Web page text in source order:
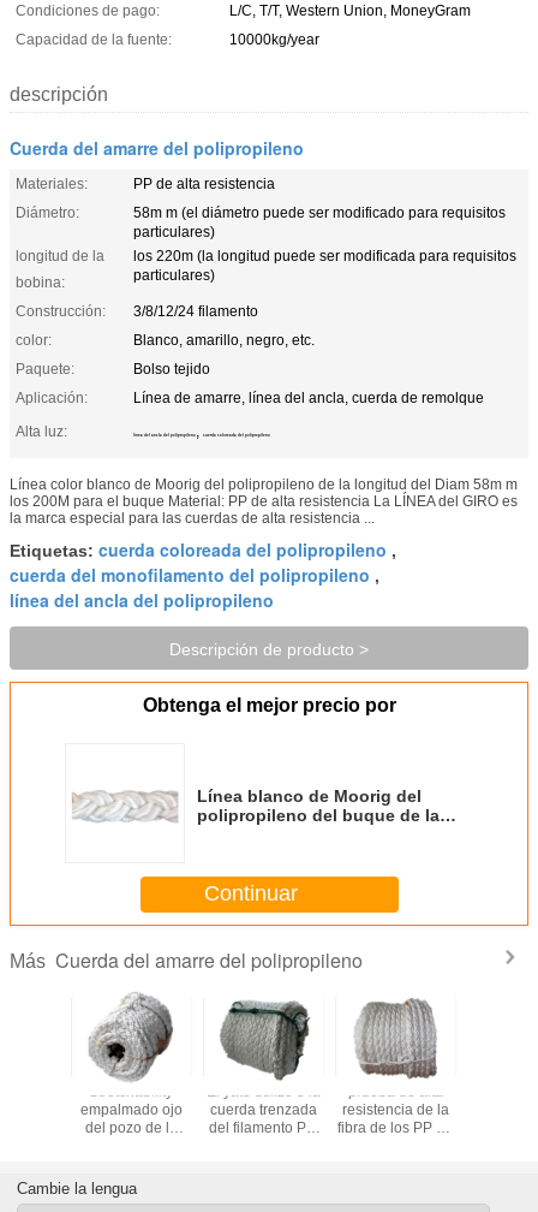
Condiciones de pago:
L/C, T/T, Western Union, MoneyGram
Capacidad de la fuente:
10000kg/year
descripción
Cuerda del amarre del polipropileno
Materiales:
PP de alta resistencia
Diámetro:
58m m (el diámetro puede ser modificado para requisitos
particulares)
longitud de la
bobina:
los 220m (la longitud puede ser modificada para requisitos
particulares)
Construcción:
3/8/12/24 filamento
color:
Blanco, amarillo, negro, etc.
Paquete:
Bolso tejido
Aplicación:
Línea de amarre, línea del ancla, cuerda de remolque
Alta luz:
línea del ancla del polipropileno , cuerda coloreada del polipropileno
Línea color blanco de Moorig del polipropileno de la longitud del Diam 58m m
los 200M para el buque Material: PP de alta resistencia La LÍNEA del GIRO es
la marca especial para las cuerdas de alta resistencia ...
Etiquetas: cuerda coloreada del polipropileno ,
cuerda del monofilamento del polipropileno ,
línea del ancla del polipropileno
Descripción de producto >
Obtenga el mejor precio por
Línea blanco de Moorig del
polipropileno del buque de la
Continuar
Más Cuerda del amarre del polipropileno
Stretchability
empalmado ojo
del pozo de la
del polipropileno
de 64m m alto
El yate utilizó 8 la
cuerda trenzada
del filamento PP,
ojos
prueba de alta
resistencia de la
fibra de los PP de
blanco de 56m m
de los x
Cambie la lengua